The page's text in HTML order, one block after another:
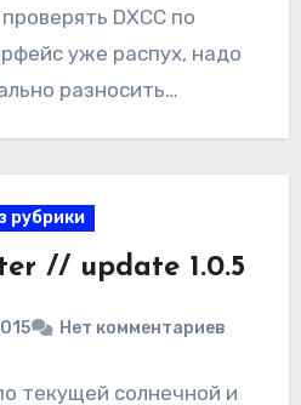
DXCC по
уже распух, надо
разносить…
рубрики
// update 1.0.5
Нет комментариев
текущей солнечной и